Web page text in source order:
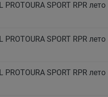
SPORT RPR лето
SPORT RPR лето
SPORT RPR лето